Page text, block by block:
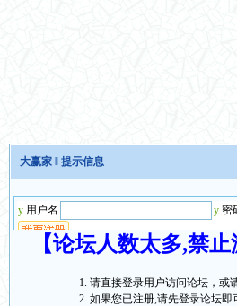
大赢家 ‖ 提示信息
【论坛人数太多,禁
请直接登录用户访问论坛，或
如果您已注册,请先登录论坛即